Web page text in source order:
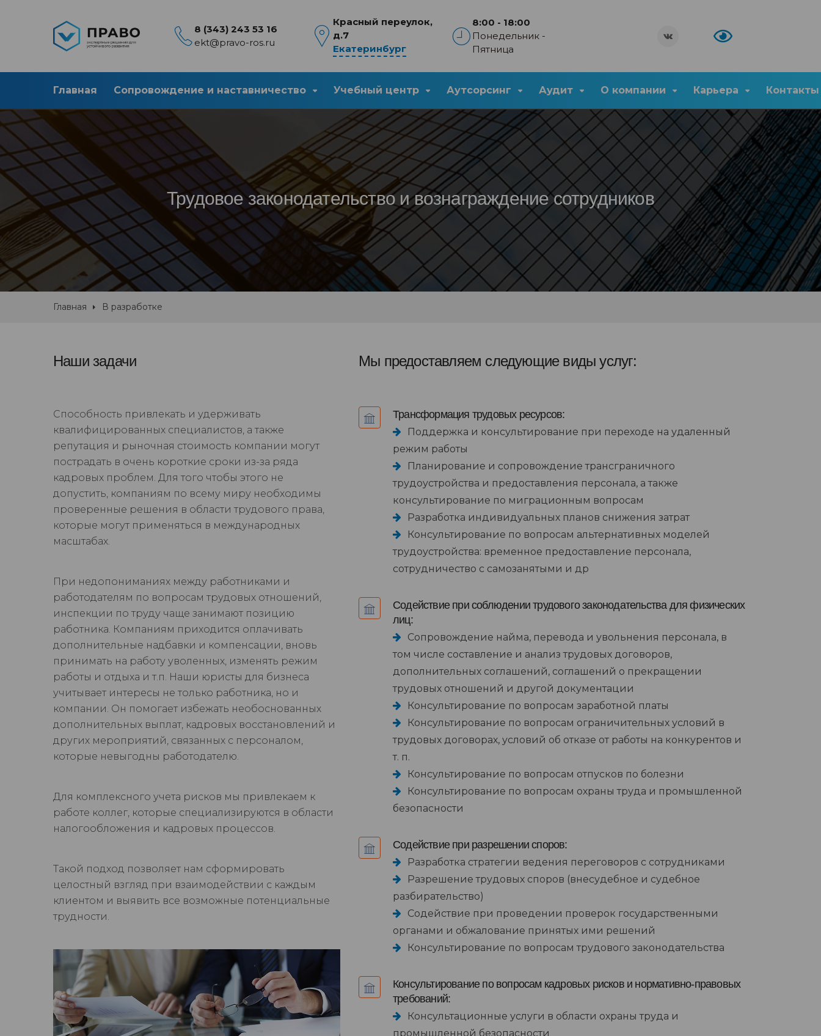
8 (343) 243 53 16
ekt@pravo-ros.ru
Красный переулок,
д.7
Екатеринбург
8:00 - 18:00
Понедельник -
Пятница
Главная Сопровождение и наставничество Учебный центр Аутсорсинг Аудит О компании Карьера Контакты
Трудовое законодательство и вознаграждение сотрудников
Главная В разработке
Наши задачи
Способность привлекать и удерживать
квалифицированных специалистов, а также
репутация и рыночная стоимость компании могут
пострадать в очень короткие сроки из-за ряда
кадровых проблем. Для того чтобы этого не
допустить, компаниям по всему миру необходимы
проверенные решения в области трудового права,
которые могут применяться в международных
масштабах.
При недопониманиях между работниками и
работодателям по вопросам трудовых отношений,
инспекции по труду чаще занимают позицию
работника. Компаниям приходится оплачивать
дополнительные надбавки и компенсации, вновь
принимать на работу уволенных, изменять режим
работы и отдыха и т.п. Наши юристы для бизнеса
учитывает интересы не только работника, но и
компании. Он помогает избежать необоснованных
дополнительных выплат, кадровых восстановлений и
других мероприятий, связанных с персоналом,
которые невыгодны работодателю.
Для комплексного учета рисков мы привлекаем к
работе коллег, которые специализируются в области
налогообложения и кадровых процессов.
Такой подход позволяет нам сформировать
целостный взгляд при взаимодействии с каждым
клиентом и выявить все возможные потенциальные
трудности.
Мы предоставляем следующие виды услуг:
Трансформация трудовых ресурсов:
Поддержка и консультирование при переходе на удаленный
режим работы
Планирование и сопровождение трансграничного
трудоустройства и предоставления персонала, а также
консультирование по миграционным вопросам
Разработка индивидуальных планов снижения затрат
Консультирование по вопросам альтернативных моделей
трудоустройства: временное предоставление персонала,
сотрудничество с самозанятыми и др
Содействие при соблюдении трудового законодательства для физических
лиц:
Сопровождение найма, перевода и увольнения персонала, в
том числе составление и анализ трудовых договоров,
дополнительных соглашений, соглашений о прекращении
трудовых отношений и другой документации
Консультирование по вопросам заработной платы
Консультирование по вопросам ограничительных условий в
трудовых договорах, условий об отказе от работы на конкурентов и
т. п.
Консультирование по вопросам отпусков по болезни
Консультирование по вопросам охраны труда и промышленной
безопасности
Содействие при разрешении споров:
Разработка стратегии ведения переговоров с сотрудниками
Разрешение трудовых споров (внесудебное и судебное
разбирательство)
Содействие при проведении проверок государственными
органами и обжалование принятых ими решений
Консультирование по вопросам трудового законодательства
Консультирование по вопросам кадровых рисков и нормативно-правовых
требований:
Консультационные услуги в области охраны труда и
промышленной безопасности